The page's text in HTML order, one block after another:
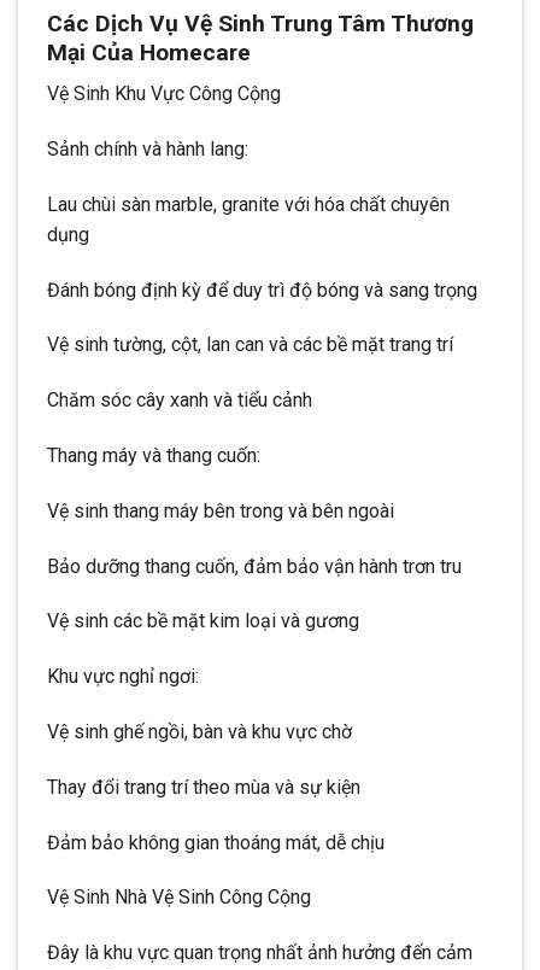
Các Dịch Vụ Vệ Sinh Trung Tâm Thương
Mại Của Homecare
Vệ Sinh Khu Vực Công Cộng
Sảnh chính và hành lang:
Lau chùi sàn marble, granite với hóa chất chuyên
dụng
Đánh bóng định kỳ để duy trì độ bóng và sang trọng
Vệ sinh tường, cột, lan can và các bề mặt trang trí
Chăm sóc cây xanh và tiểu cảnh
Thang máy và thang cuốn:
Vệ sinh thang máy bên trong và bên ngoài
Bảo dưỡng thang cuốn, đảm bảo vận hành trơn tru
Vệ sinh các bề mặt kim loại và gương
Khu vực nghỉ ngơi:
Vệ sinh ghế ngồi, bàn và khu vực chờ
Thay đổi trang trí theo mùa và sự kiện
Đảm bảo không gian thoáng mát, dễ chịu
Vệ Sinh Nhà Vệ Sinh Công Cộng
Đây là khu vực quan trọng nhất ảnh hưởng đến cảm